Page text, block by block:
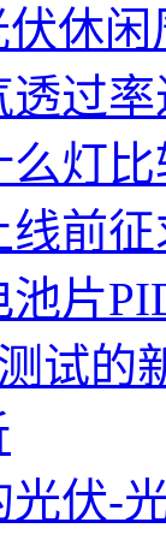
伏休
过
灯
前
片
试的
伏-